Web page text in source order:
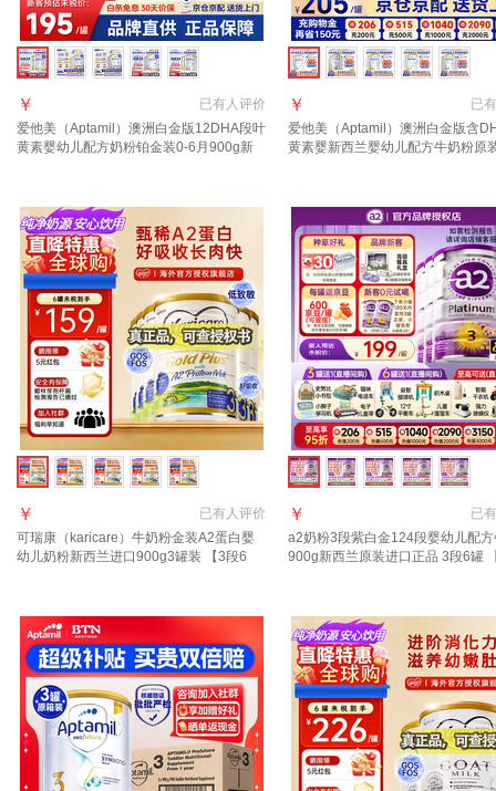
已有人评价
￥
爱他美（Aptamil）澳洲白金版12DHA段叶
黄素婴幼儿配方奶粉铂金装0-6月900g新
已有
￥
爱他美（Aptamil）澳洲白金版含
黄素婴新西兰婴幼儿配方牛奶粉原
已有人评价
￥
可瑞康（karicare）牛奶粉金装A2蛋白婴
幼儿奶粉新西兰进口900g3罐装 【3段6
已有
￥
a2奶粉3段紫白金124段婴幼儿配
900g新西兰原装进口正品 3段6罐